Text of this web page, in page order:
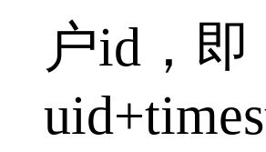
户id，即